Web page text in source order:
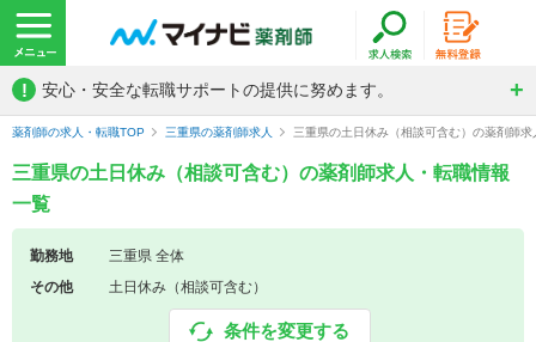
! 安心・安全な転職サポートの提供に努めます。
薬剤師の求人・転職TOP 三重県の薬剤師求人 三重県の土日休み（相談可含む）の薬剤師
三重県の土日休み（相談可含む）の薬剤師求人・転職情報
一覧
勤務地
三重県 全体
その他
土日休み（相談可含む）
条件を変更する